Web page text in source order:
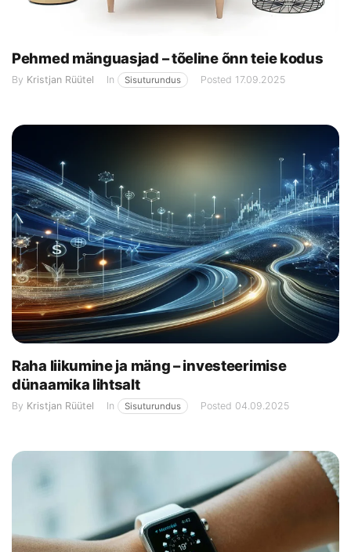
Pehmed mänguasjad – tõeline õnn teie kodus
By Kristjan Rüütel In Sisuturundus Posted 17.09.2025
Raha liikumine ja mäng – investeerimise
dünaamika lihtsalt
By Kristjan Rüütel In Sisuturundus Posted 04.09.2025